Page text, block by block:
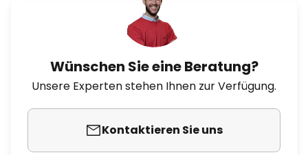
Wünschen Sie eine Beratung?
Unsere Experten stehen Ihnen zur Verfügung.
Kontaktieren Sie uns